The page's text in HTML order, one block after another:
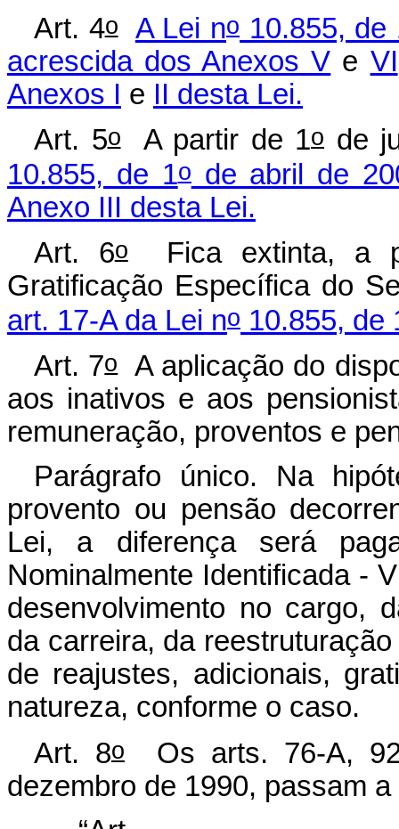
Art. 4o A Lei no 10.855, de
acrescida dos Anexos V e VI
Anexos I e II desta Lei.
Art. 5oA partir de 1o de
10.855, de 1ode abril de
Anexo III desta Lei.
Art. 6oFica extinta, a
Gratificação Específica do
art. 17-A da Lei no 10.855, de
Art. 7oA aplicação do
aos inativos e aos
remuneração, proventos e
Parágrafo único. Na
provento ou pensão
Lei, a diferença será
Nominalmente Identificada -
desenvolvimento no cargo,
da carreira, da
de reajustes, adicionais,
natureza, conforme o caso.
Art. 8oOs arts. 76-A,
dezembro de 1990, passam